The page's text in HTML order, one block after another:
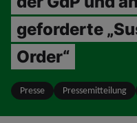
geforderte
Order“
Presse Pressemitteilung